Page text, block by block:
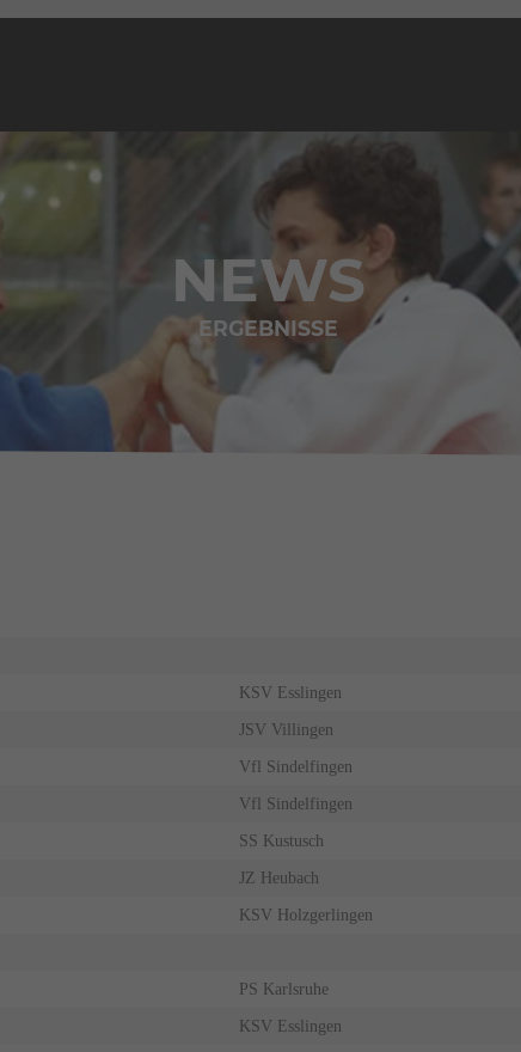
NEWS
ERGEBNISSE
KSV Esslingen
JSV Villingen
Vfl Sindelfingen
Vfl Sindelfingen
SS Kustusch
JZ Heubach
KSV Holzgerlingen
PS Karlsruhe
KSV Esslingen